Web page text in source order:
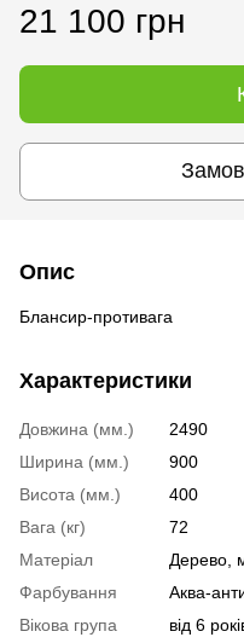
21 100 грн
Опис
Блансир-противага
Характеристики
Довжина (мм.)
2490
Ширина (мм.)
900
Висота (мм.)
400
Вага (кг)
72
Матеріал
Дерево,
Фарбування
Аква-
Вікова група
від 6